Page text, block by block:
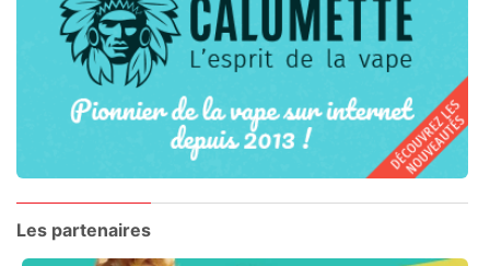
Les partenaires